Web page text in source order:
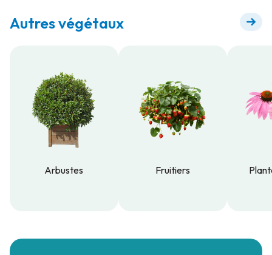
Autres végétaux
Arbustes
Fruitiers